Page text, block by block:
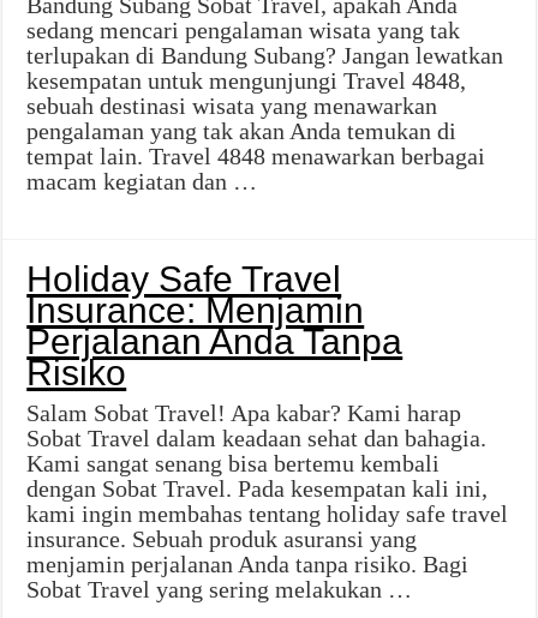
sedang mencari pengalaman wisata yang tak
terlupakan di Bandung Subang? Jangan lewatkan
kesempatan untuk mengunjungi Travel 4848,
sebuah destinasi wisata yang menawarkan
pengalaman yang tak akan Anda temukan di
tempat lain. Travel 4848 menawarkan berbagai
macam kegiatan dan …
Holiday Safe Travel
Insurance: Menjamin
Perjalanan Anda Tanpa
Risiko
Salam Sobat Travel! Apa kabar? Kami harap
Sobat Travel dalam keadaan sehat dan bahagia.
Kami sangat senang bisa bertemu kembali
dengan Sobat Travel. Pada kesempatan kali ini,
kami ingin membahas tentang holiday safe travel
insurance. Sebuah produk asuransi yang
menjamin perjalanan Anda tanpa risiko. Bagi
Sobat Travel yang sering melakukan …